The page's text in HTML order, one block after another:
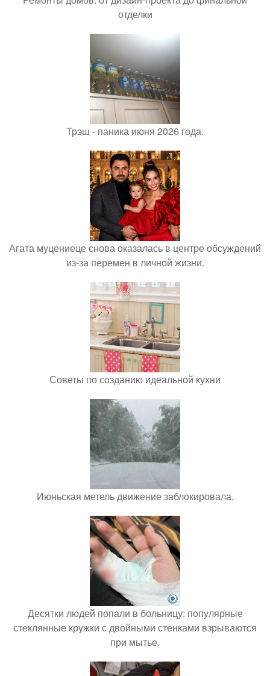
отделки
Трэш - паника июня 2026 года.
Агата муцениеце снова оказалась в центре обсуждений
из-за перемен в личной жизни.
Советы по созданию идеальной кухни
Июньская метель движение заблокировала.
Десятки людей попали в больницу: популярные
стеклянные кружки с двойными стенками взрываются
при мытье.